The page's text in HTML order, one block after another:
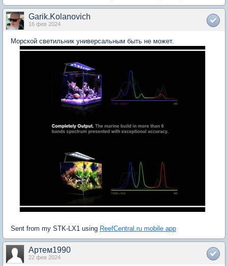
Garik.Kolanovich
16 фев 2024
Морской светильник универсальным быть не может.
Sent from my STK-LX1 using ReefCentral.ru mobile app
Артем1990
22 фев 2024